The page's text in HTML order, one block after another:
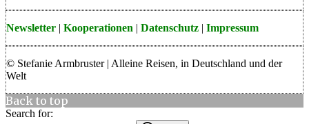
Newsletter | Kooperationen | Datenschutz | Impressum
© Stefanie Armbruster | Alleine Reisen, in Deutschland und der
Welt
Back to top
Search for: